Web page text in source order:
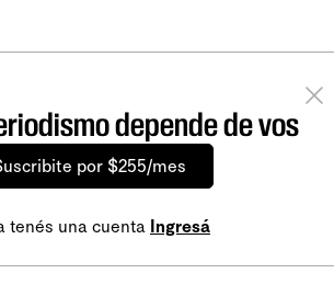
depende de vos
por $255/mes
tenés una cuenta Ingresá